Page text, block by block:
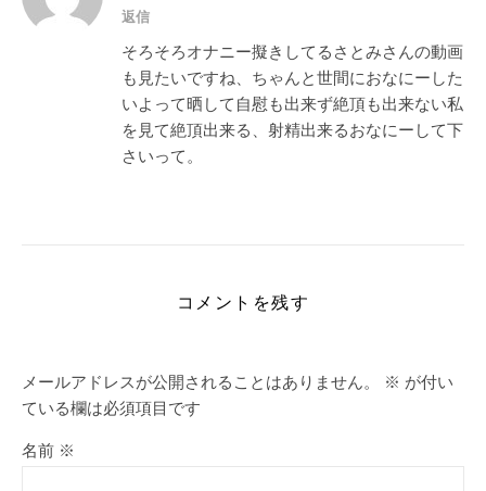
返信
そろそろオナニー擬きしてるさとみさんの動画
も見たいですね、ちゃんと世間におなにーした
いよって晒して自慰も出来ず絶頂も出来ない私
を見て絶頂出来る、射精出来るおなにーして下
さいって。
コメントを残す
メールアドレスが公開されることはありません。 ※ が付い
ている欄は必須項目です
名前 ※